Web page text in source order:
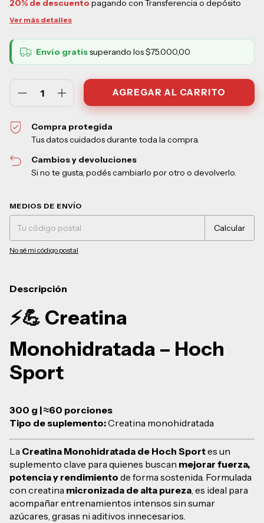
20% de descuento pagando con Transferencia o depósito
Ver más detalles
Envío gratissuperando los$75.000,00
Compra protegida
Tus datos cuidados durante toda la compra.
Cambios y devoluciones
Si no te gusta, podés cambiarlo por otro o devolverlo.
Entregas para el CP:
MEDIOS DE ENVÍO
Calcular
No sé mi código postal
Descripción
⚡💪 Creatina
Monohidratada – Hoch
Sport
300 g | ≈60 porciones
Tipo de suplemento:Creatina monohidratada
La Creatina Monohidratada de Hoch Sportes un
suplemento clave para quienes buscan mejorar fuerza,
potencia y rendimiento de forma sostenida. Formulada
con creatina micronizada de alta pureza, es ideal para
acompañar entrenamientos intensos sin sumar
azúcares, grasas ni aditivos innecesarios.